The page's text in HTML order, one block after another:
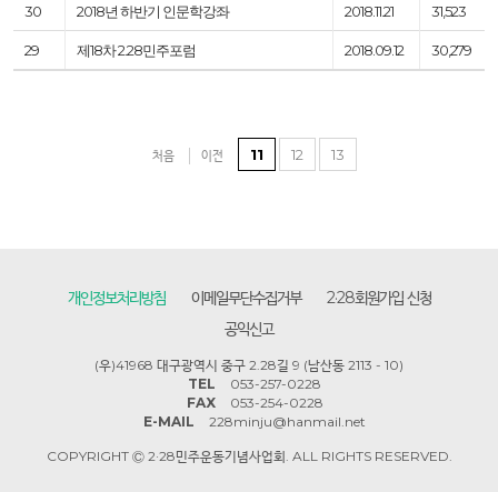
30 2018년 하반기 인문학강좌 2018.11.21 31,523
29 제18차 2.28민주포럼 2018.09.12 30,279
처음 이전 11 12 13
개인정보처리방침 이메일무단수집거부
2·28회원가입 신청
공익신고
(우)41968 대구광역시 중구 2.28길 9 (남산동 2113 - 10)
TEL
053-257-0228
FAX
053-254-0228
E-MAIL
228minju@hanmail.net
COPYRIGHT Ⓒ 2·28민주운동기념사업회. ALL RIGHTS RESERVED.